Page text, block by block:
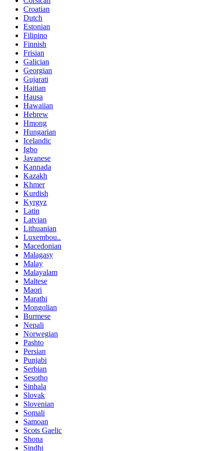
Croatian
Dutch
Estonian
Filipino
Finnish
Frisian
Galician
Georgian
Gujarati
Haitian
Hausa
Hawaiian
Hebrew
Hmong
Hungarian
Icelandic
Igbo
Javanese
Kannada
Kazakh
Khmer
Kurdish
Kyrgyz
Latin
Latvian
Lithuanian
Luxembou..
Macedonian
Malagasy
Malay
Malayalam
Maltese
Maori
Marathi
Mongolian
Burmese
Nepali
Norwegian
Pashto
Persian
Punjabi
Serbian
Sesotho
Sinhala
Slovak
Slovenian
Somali
Samoan
Scots Gaelic
Shona
Sindhi